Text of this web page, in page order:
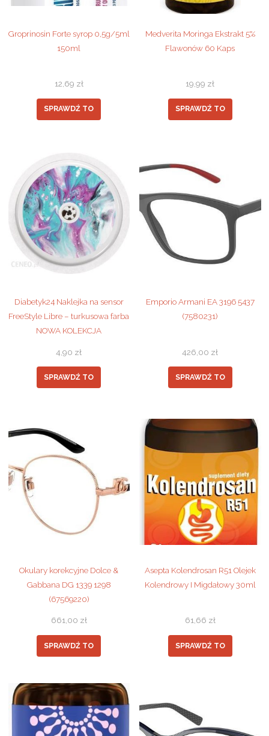
Groprinosin Forte syrop 0,5g/5ml
150ml
12,69 zł
SPRAWDŹ TO
Medverita Moringa Ekstrakt 5%
Flawonów 60 Kaps
19,99 zł
SPRAWDŹ TO
Diabetyk24 Naklejka na sensor
FreeStyle Libre – turkusowa farba
NOWA KOLEKCJA
4,90 zł
SPRAWDŹ TO
Emporio Armani EA 3196 5437
(7580231)
426,00 zł
SPRAWDŹ TO
Okulary korekcyjne Dolce &
Gabbana DG 1339 1298
(67569220)
661,00 zł
SPRAWDŹ TO
Asepta Kolendrosan R51 Olejek
Kolendrowy I Migdałowy 30ml
61,66 zł
SPRAWDŹ TO